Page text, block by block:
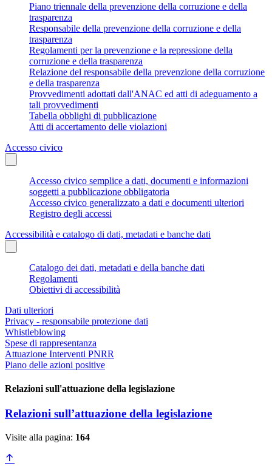
Piano triennale della prevenzione della corruzione e della
trasparenza
Responsabile della prevenzione della corruzione e della
trasparenza
Regolamenti per la prevenzione e la repressione della
corruzione e della trasparenza
Relazione del responsabile della prevenzione della corruzione
e della trasparenza
Provvedimenti adottati dall'ANAC ed atti di adeguamento a
tali provvedimenti
Tabella obblighi di pubblicazione
Atti di accertamento delle violazioni
Accesso civico
Accesso civico semplice a dati, documenti e informazioni
soggetti a pubblicazione obbligatoria
Accesso civico generalizzato a dati e documenti ulteriori
Registro degli accessi
Accessibilità e catalogo di dati, metadati e banche dati
Catalogo dei dati, metadati e della banche dati
Regolamenti
Obiettivi di accessibilità
Dati ulteriori
Privacy - responsabile protezione dati
Whistleblowing
Spese di rappresentanza
Attuazione Interventi PNRR
Piano delle azioni positive
Relazioni sull'attuazione della legislazione
Relazioni sull’attuazione della legislazione
Visite alla pagina: 164